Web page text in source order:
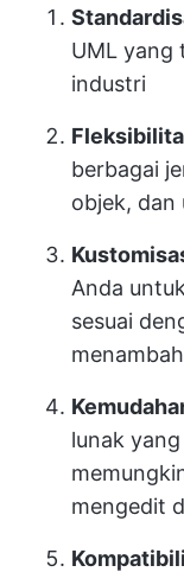
UML yang
industri
berbagai
objek, dan
Anda
sesuai
lunak
mengedit